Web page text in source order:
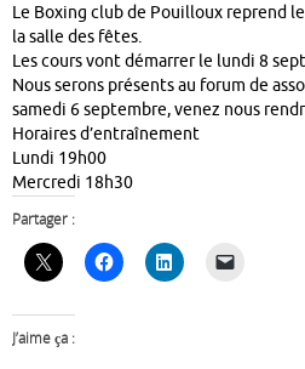
Le Boxing club de Pouilloux reprend
la salle des fêtes.
Les cours vont démarrer le lundi 8
Nous serons présents au forum de
samedi 6 septembre, venez nous
Horaires d’entraînement
Lundi 19h00
Mercredi 18h30
Partager :
J’aime ça :